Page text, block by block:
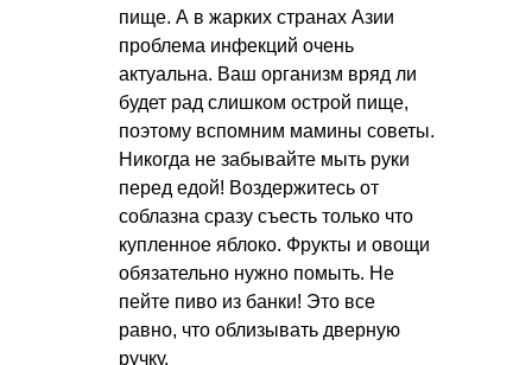
пище. А в жарких странах Азии
проблема инфекций очень
актуальна. Ваш организм вряд ли
будет рад слишком острой пище,
поэтому вспомним мамины советы.
Никогда не забывайте мыть руки
перед едой! Воздержитесь от
соблазна сразу съесть только что
купленное яблоко. Фрукты и овощи
обязательно нужно помыть. Не
пейте пиво из банки! Это все
равно, что облизывать дверную
ручку.